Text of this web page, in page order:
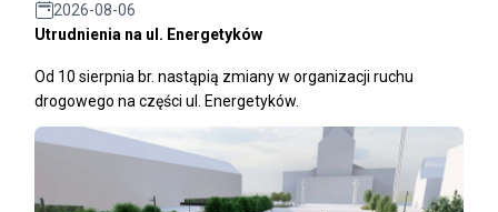
2026-08-06
Utrudnienia na ul. Energetyków
Od 10 sierpnia br. nastąpią zmiany w organizacji ruchu
drogowego na części ul. Energetyków.